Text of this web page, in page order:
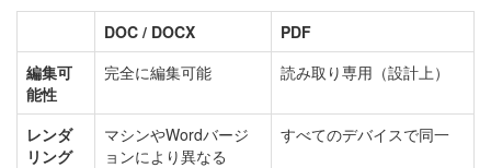
DOC / DOCX
PDF
編集可
能性
完全に編集可能 読み取り専用（設計上）
レンダ
リング
マシンやWordバージ
ョンにより異なる
すべてのデバイスで同一